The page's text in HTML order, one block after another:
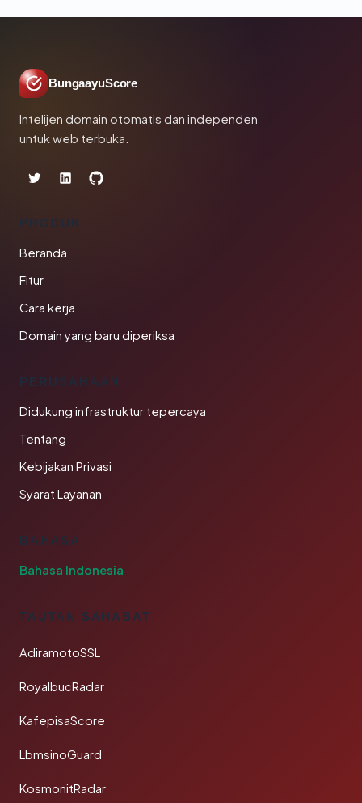
BungaayuScore
Intelijen domain otomatis dan independen
untuk web terbuka.
PRODUK
Beranda
Fitur
Cara kerja
Domain yang baru diperiksa
PERUSAHAAN
Didukung infrastruktur tepercaya
Tentang
Kebijakan Privasi
Syarat Layanan
BAHASA
Bahasa Indonesia
TAUTAN SAHABAT
AdiramotoSSL
RoyalbucRadar
KafepisaScore
LbmsinoGuard
KosmonitRadar